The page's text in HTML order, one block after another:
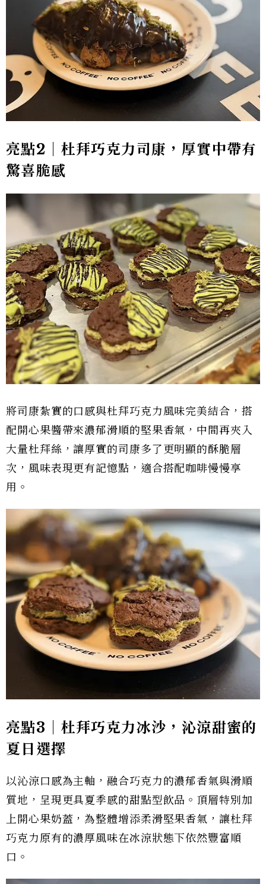
亮點2｜杜拜巧克力司康，厚實中帶有
驚喜脆感
將司康紮實的口感與杜拜巧克力風味完美結合，搭
配開心果醬帶來濃郁滑順的堅果香氣，中間再夾入
大量杜拜絲，讓厚實的司康多了更明顯的酥脆層
次，風味表現更有記憶點，適合搭配咖啡慢慢享
用。
亮點3｜杜拜巧克力冰沙，沁涼甜蜜的
夏日選擇
以沁涼口感為主軸，融合巧克力的濃郁香氣與滑順
質地，呈現更具夏季感的甜點型飲品。頂層特別加
上開心果奶蓋，為整體增添柔滑堅果香氣，讓杜拜
巧克力原有的濃厚風味在冰涼狀態下依然豐富順
口。